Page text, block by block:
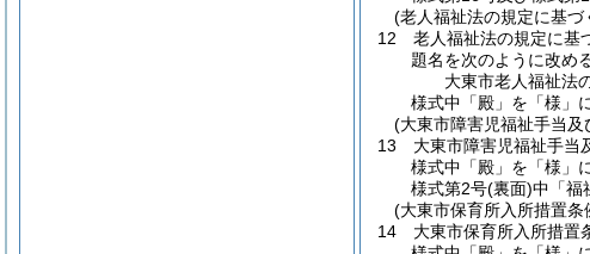
(老人福祉法の規定に基
12
老人福祉法の規定に基
題名を次のように改める
大東市老人福祉法
様式中「殿」を「様」
(大東市障害児福祉手当
13
大東市障害児福祉手当
様式中「殿」を「様」
様式第2号(裏面)中「福
(大東市保育所入所措置
14
大東市保育所入所措置